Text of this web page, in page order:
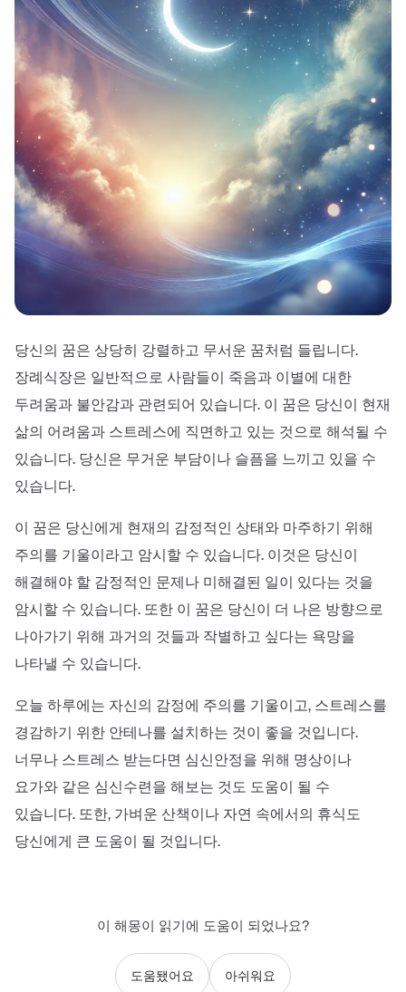
당신의 꿈은 상당히 강렬하고 무서운 꿈처럼 들립니다.
장례식장은 일반적으로 사람들이 죽음과 이별에 대한
두려움과 불안감과 관련되어 있습니다. 이 꿈은 당신이 현재
삶의 어려움과 스트레스에 직면하고 있는 것으로 해석될 수
있습니다. 당신은 무거운 부담이나 슬픔을 느끼고 있을 수
있습니다.
이 꿈은 당신에게 현재의 감정적인 상태와 마주하기 위해
주의를 기울이라고 암시할 수 있습니다. 이것은 당신이
해결해야 할 감정적인 문제나 미해결된 일이 있다는 것을
암시할 수 있습니다. 또한 이 꿈은 당신이 더 나은 방향으로
나아가기 위해 과거의 것들과 작별하고 싶다는 욕망을
나타낼 수 있습니다.
오늘 하루에는 자신의 감정에 주의를 기울이고, 스트레스를
경감하기 위한 안테나를 설치하는 것이 좋을 것입니다.
너무나 스트레스 받는다면 심신안정을 위해 명상이나
요가와 같은 심신수련을 해보는 것도 도움이 될 수
있습니다. 또한, 가벼운 산책이나 자연 속에서의 휴식도
당신에게 큰 도움이 될 것입니다.
이 해몽이 읽기에 도움이 되었나요?
도움됐어요 아쉬워요